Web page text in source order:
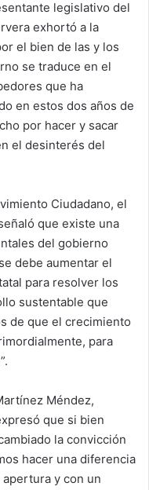
legislativo del
exhortó a la
el bien de las y los
se traduce en el
que ha
en estos dos años de
por hacer y sacar
el desinterés del
Ciudadano, el
que existe una
del gobierno
debe aumentar el
para resolver los
sustentable que
de que el crecimiento
para
Méndez,
que si bien
la convicción
hacer una diferencia
y con un